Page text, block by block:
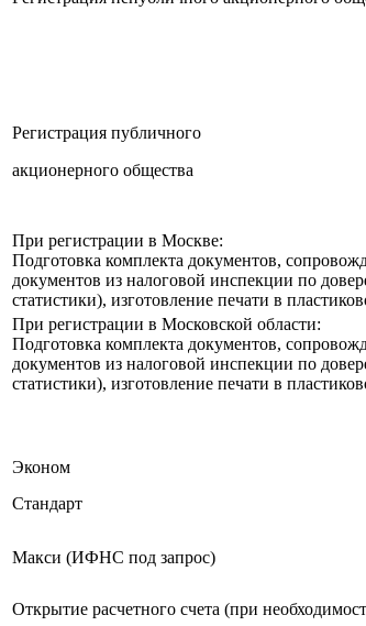
Регистрация публичного
акционерного общества
При регистрации в Москве:
Подготовка комплекта документов,
документов из налоговой инспекции по
статистики), изготовление печати в
При регистрации в Московской области:
Подготовка комплекта документов,
документов из налоговой инспекции по
статистики), изготовление печати в
Эконом
Стандарт
Макси (ИФНС под запрос)
Открытие расчетного счета (при